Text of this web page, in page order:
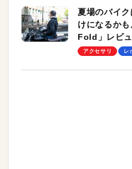
夏場のバイ
けになるか
Fold」レビ
却プレート、
アクセサリ レ